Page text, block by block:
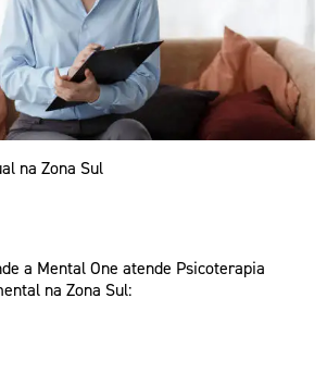
na Zona Sul
a Mental One atende Psicoterapia
na Zona Sul: